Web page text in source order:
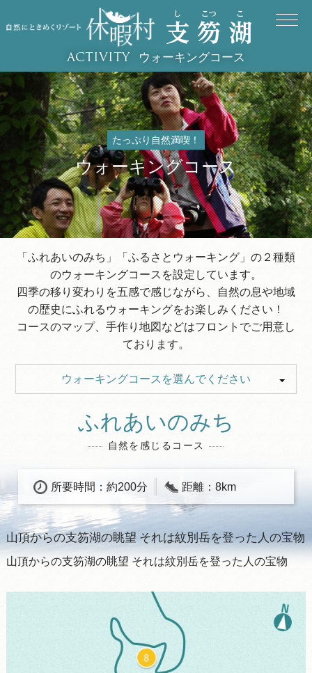
ACTIVITY ウォーキングコース
たっぷり自然満喫！
ウォーキングコース
「ふれあいのみち」「ふるさとウォーキング」の２種類
のウォーキングコースを設定しています。
四季の移り変わりを五感で感じながら、自然の息や地域
の歴史にふれるウォーキングをお楽しみください！
コースのマップ、手作り地図などはフロントでご用意し
ております。
ウォーキングコースを選んでください
ふるさとウォーキング
ふれあいのみち
自然を感じるコース
所要時間：約200分 距離：8km
山頂からの支笏湖の眺望 それは紋別岳を登った人の宝物
山頂からの支笏湖の眺望 それは紋別岳を登った人の宝物